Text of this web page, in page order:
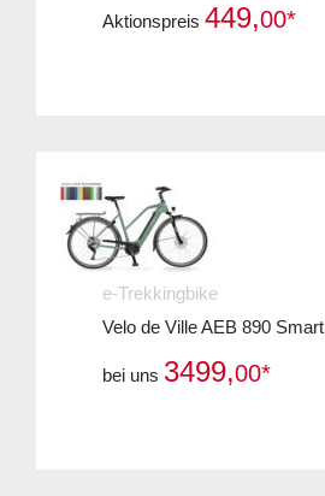
Aktionspreis 449,00*
e-Trekkingbike
Velo de Ville AEB 890 Smart
bei uns 3499,00*